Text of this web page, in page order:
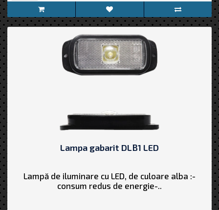
Lampa gabarit DLB1 LED
Lampă de iluminare cu LED, de culoare alba :-
consum redus de energie-..